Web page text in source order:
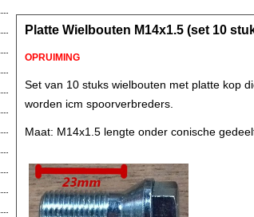
Platte Wielbouten M14x1.5 (set 10
OPRUIMING
Set van 10 stuks wielbouten met platte kop
worden icm spoorverbreders.
Maat: M14x1.5 lengte onder conische